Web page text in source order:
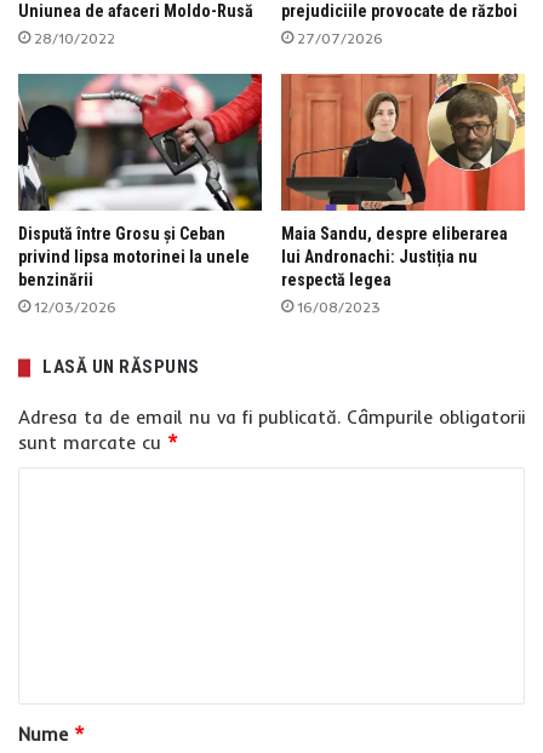
Uniunea de afaceri Moldo-Rusă
28/10/2022
prejudiciile provocate de război
27/07/2026
Dispută între Grosu și Ceban
privind lipsa motorinei la unele
benzinării
12/03/2026
Maia Sandu, despre eliberarea
lui Andronachi: Justiția nu
respectă legea
16/08/2023
LASĂ UN RĂSPUNS
Adresa ta de email nu va fi publicată. Câmpurile obligatorii
sunt marcate cu *
a
r
Nume *